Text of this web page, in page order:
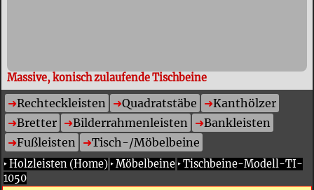
Massive, konisch zulaufende Tischbeine
Rechteckleisten Quadratstäbe
Kanthölzer
Bretter
Bilderrahmenleisten
Bankleisten
Fußleisten
Tisch-/Möbelbeine
‣Holzleisten (Home) ‣Möbelbeine ‣Tischbeine-Modell-TI-
1050